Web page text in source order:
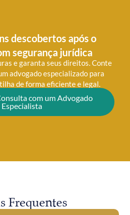
descobertos após o
segurança jurídica
e garanta seus direitos. Conte
advogado especializado para
de forma eficiente e legal.
com um Advogado
Especialista
Frequentes